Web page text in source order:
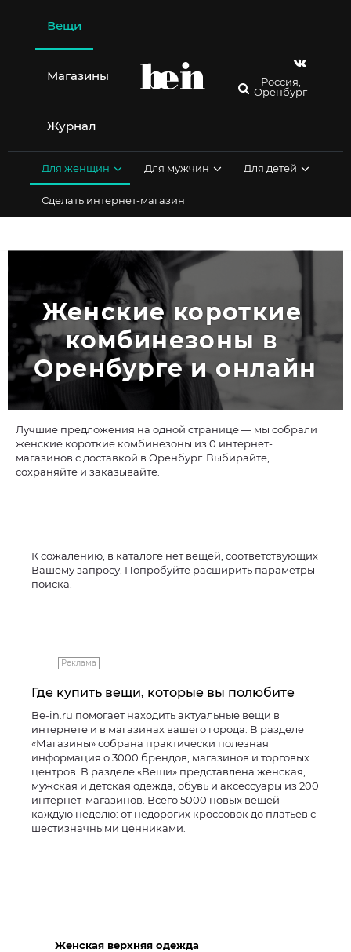
содержимому
Вещи
Магазины
Журнал
Россия,
Оренбург
Для женщин Для мужчин Для детей
Сделать интернет-магазин
Женские короткие
комбинезоны в
Оренбурге и онлайн
Лучшие предложения на одной странице — мы собрали
женские короткие комбинезоны из 0 интернет-
магазинов с доставкой в Оренбург. Выбирайте,
сохраняйте и заказывайте.
К сожалению, в каталоге нет вещей, соответствующих
Вашему запросу. Попробуйте расширить параметры
поиска.
Реклама
Где купить вещи, которые вы полюбите
Be-in.ru помогает находить актуальные вещи в
интернете и в магазинах вашего города. В разделе
«Магазины» собрана практически полезная
информация о 3000 брендов, магазинов и торговых
центров. В разделе «Вещи» представлена женская,
мужская и детская одежда, обувь и аксессуары из 200
интернет-магазинов. Всего 5000 новых вещей
каждую неделю: от недорогих кроссовок до платьев с
шестизначными ценниками.
Женская верхняя одежда